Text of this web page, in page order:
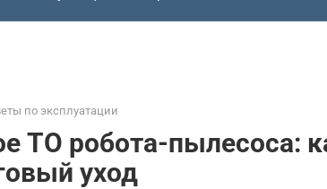
по эксплуатации
ТО робота-пылесоса:
уход